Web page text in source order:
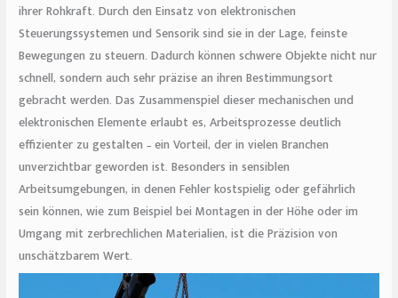
ihrer Rohkraft. Durch den Einsatz von elektronischen
Steuerungssystemen und Sensorik sind sie in der Lage, feinste
Bewegungen zu steuern. Dadurch können schwere Objekte nicht nur
schnell, sondern auch sehr präzise an ihren Bestimmungsort
gebracht werden. Das Zusammenspiel dieser mechanischen und
elektronischen Elemente erlaubt es, Arbeitsprozesse deutlich
effizienter zu gestalten – ein Vorteil, der in vielen Branchen
unverzichtbar geworden ist. Besonders in sensiblen
Arbeitsumgebungen, in denen Fehler kostspielig oder gefährlich
sein können, wie zum Beispiel bei Montagen in der Höhe oder im
Umgang mit zerbrechlichen Materialien, ist die Präzision von
unschätzbarem Wert.